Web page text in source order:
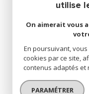
utilise
On aimerait vous
En poursuivant,
cookies par ce site,
contenus adaptés et
PARAMÉTRER